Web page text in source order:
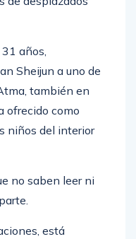
años,
Sheijun a uno de
también en
ofrecido como
niños del interior
no saben leer ni
está